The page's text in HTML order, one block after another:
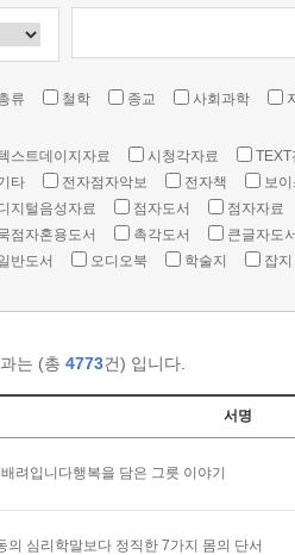
류 철학 종교 사회과학
스트데이지자료 시청각자료
TEXT
타
전자점자악보 전자책
보
지털음성자료
점자도서
점자자료
점자혼용도서
촉각도서
큰글자도
반도서
오디오북 학술지 잡지
는 (총 4773건) 입니다.
서명
려입니다행복을 담은 그릇 이야기
의 심리학말보다 정직한 7가지 몸의 단서